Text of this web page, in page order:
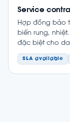
Service
Hợp đồng bảo
biến rung,
đặc biệt cho
SLA available